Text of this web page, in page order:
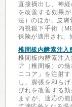
直接摘出し、神
を改善する効果
法）のほか、皮膚
内視鏡下手術（
保険が適用され、
椎間板内酵素注入
椎間板内酵素注
ア（椎間板）の
ニコア」を注射
し、膨張を和ら
びれを改善する
ますが、適応の